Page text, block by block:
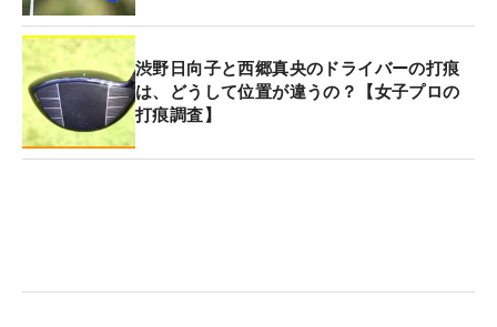
渋野日向子と西郷真央のドライバーの打痕
は、どうして位置が違うの？【女子プロの
打痕調査】